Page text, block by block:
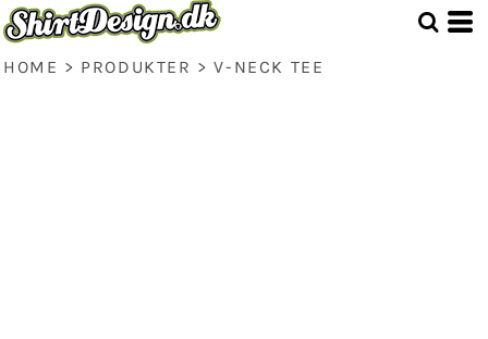
HOME > PRODUKTER > V-NECK TEE